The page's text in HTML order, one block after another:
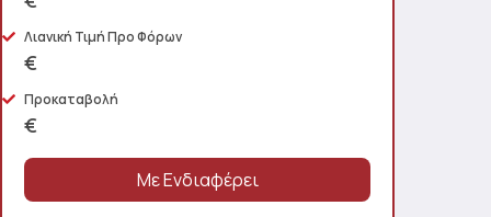
Λιανική Τιμή Προ Φόρων
€
Προκαταβολή
€